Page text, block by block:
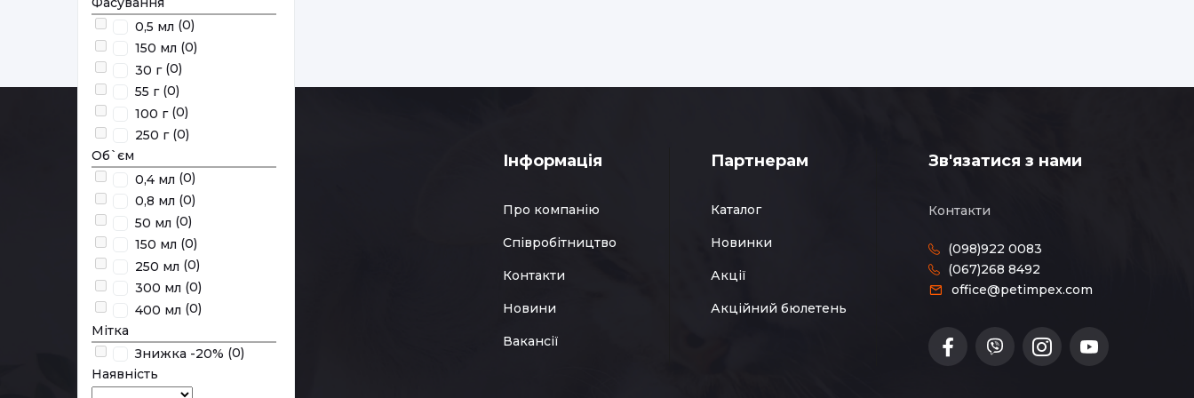
0,5 мл (0)
150 мл (0)
30 г (0)
55 г (0)
100 г (0)
250 г (0)
Об`єм
0,4 мл (0)
0,8 мл (0)
50 мл (0)
150 мл (0)
250 мл (0)
300 мл (0)
400 мл (0)
Мітка
Знижка -20% (0)
Наявність
Пн-Пт з 10:00 до 18:00
Інформація
Про компанію
Співробітництво
Контакти
Новини
Вакансії
Партнерам
Каталог
Новинки
Акції
Акційний бюлетень
Зв'язатися з нами
Контакти
(098)922 0083
(067)268 8492
office@petimpex.com